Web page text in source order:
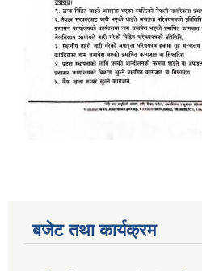
बजेट तथा कार्यक्रम